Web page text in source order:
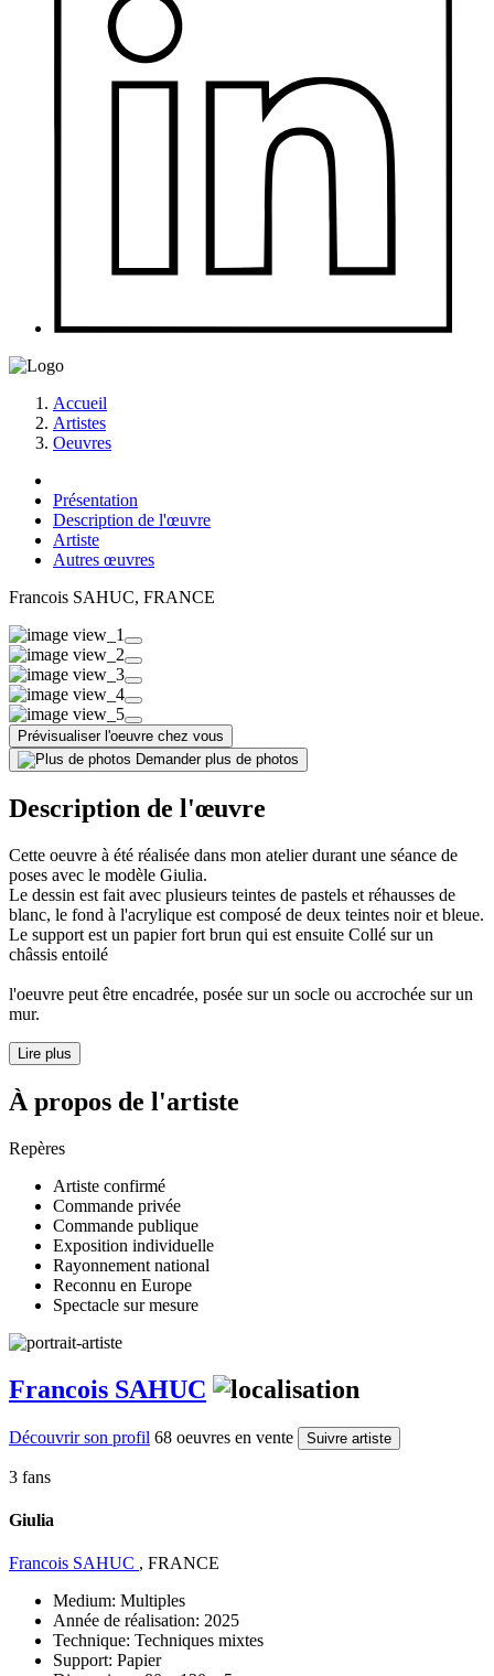
Accueil
Artistes
Oeuvres
Présentation
Description de l'œuvre
Artiste
Autres œuvres
Francois SAHUC, FRANCE
Prévisualiser l'oeuvre chez vous
Demander plus de photos
Description de l'œuvre
Cette oeuvre à été réalisée dans mon atelier durant une séance de
poses avec le modèle Giulia.
Le dessin est fait avec plusieurs teintes de pastels et réhausses de
blanc, le fond à l'acrylique est composé de deux teintes noir et bleue.
Le support est un papier fort brun qui est ensuite Collé sur un
châssis entoilé
l'oeuvre peut être encadrée, posée sur un socle ou accrochée sur un
mur.
Lire plus
À propos de l'artiste
Repères
Artiste confirmé
Commande privée
Commande publique
Exposition individuelle
Rayonnement national
Reconnu en Europe
Spectacle sur mesure
Francois SAHUC
Découvrir son profil 68 oeuvres en vente Suivre artiste
3 fans
Giulia
Francois SAHUC , FRANCE
Medium: Multiples
Année de réalisation: 2025
Technique: Techniques mixtes
Support: Papier